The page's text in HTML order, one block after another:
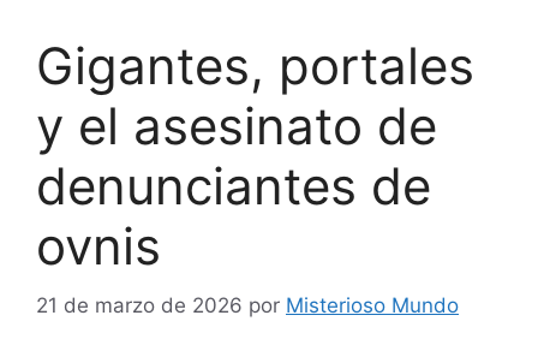
Gigantes, portales
y el asesinato de
denunciantes de
ovnis
21 de marzo de 2026 por Misterioso Mundo